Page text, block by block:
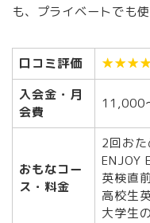
も、プライベートでも
口コミ評価
入会金・月
会費
11,000
おもなコー
ス・料金
2回お
ENJOY
英検直
高校生
大学生